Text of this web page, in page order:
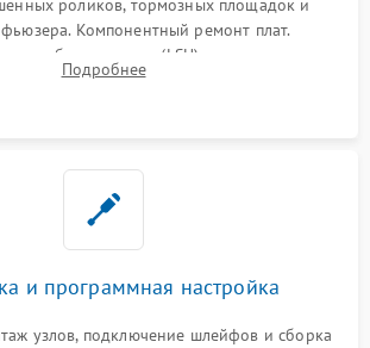
роликов, тормозных площадок и
Компонентный ремонт плат.
блока лазера (LSU), зеркал и тракта
тонера и бумажной пыли.
Подробнее
и программная настройка
узлов, подключение шлейфов и сборка